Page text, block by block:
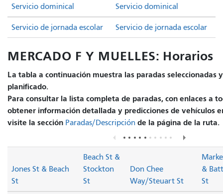
Servicio dominical Servicio dominical
Servicio de jornada escolar Servicio de jornada escolar
MERCADO F Y MUELLES: Horarios
La tabla a continuación muestra las paradas seleccionadas
planificado.
Para consultar la lista completa de paradas, con enlaces a
obtener información detallada y predicciones de vehículos
visite la sección Paradas/Descripción de la página de la ruta.
Jones St & Beach
St
Beach St &
Stockton
St
Don Chee
Way/Steuart St
&
St